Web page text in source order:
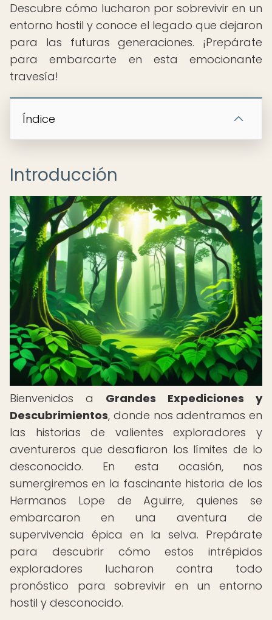
Descubre cómo lucharon por sobrevivir en un
entorno hostil y conoce el legado que dejaron
para las futuras generaciones. ¡Prepárate
para embarcarte en esta emocionante
travesía!
Índice
Introducción
Bienvenidos a Grandes Expediciones y
Descubrimientos, donde nos adentramos en
las historias de valientes exploradores y
aventureros que desafiaron los límites de lo
desconocido. En esta ocasión, nos
sumergiremos en la fascinante historia de los
Hermanos Lope de Aguirre, quienes se
embarcaron en una aventura de
supervivencia épica en la selva. Prepárate
para descubrir cómo estos intrépidos
exploradores lucharon contra todo
pronóstico para sobrevivir en un entorno
hostil y desconocido.